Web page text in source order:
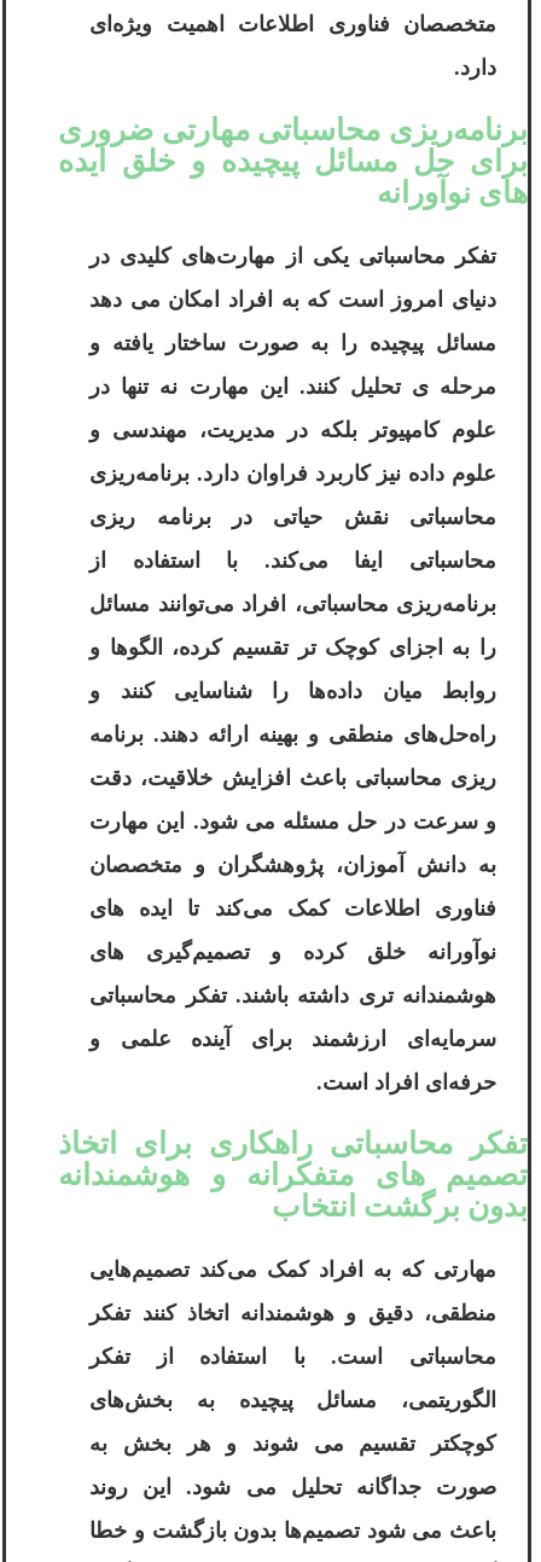
متخصصان فناوری اطلاعات اهمیت ویژه‌ای
دارد.
برنامه‌ریزی محاسباتی مهارتی ضروری
برای حل مسائل پیچیده و خلق ایده‌
های نوآورانه
تفکر محاسباتی یکی از مهارت‌های کلیدی در
دنیای امروز است که به افراد امکان می ‌دهد
مسائل پیچیده را به صورت ساختار یافته و
مرحله ی تحلیل کنند. این مهارت نه تنها در
علوم کامپیوتر بلکه در مدیریت، مهندسی و
علوم داده نیز کاربرد فراوان دارد. برنامه‌ریزی
محاسباتی نقش حیاتی در برنامه‌ ریزی
محاسباتی ایفا می‌کند. با استفاده از
برنامه‌ریزی محاسباتی، افراد می‌توانند مسائل
را به اجزای کوچک ‌تر تقسیم کرده، الگوها و
روابط میان داده‌ها را شناسایی کنند و
راه‌حل‌های منطقی و بهینه ارائه دهند. برنامه
‌ریزی محاسباتی باعث افزایش خلاقیت، دقت
و سرعت در حل مسئله می ‌شود. این مهارت
به دانش‌ آموزان، پژوهشگران و متخصصان
فناوری اطلاعات کمک می‌کند تا ایده ‌های
نوآورانه خلق کرده و تصمیم‌گیری های
هوشمندانه ‌تری داشته باشند. تفکر محاسباتی
سرمایه‌ای ارزشمند برای آینده علمی و
حرفه‌ای افراد است.
تفکر محاسباتی راهکاری برای اتخاذ
تصمیم ‌های متفکرانه و هوشمندانه
بدون برگشت انتخاب
مهارتی که به افراد کمک می‌کند تصمیم‌هایی
منطقی، دقیق و هوشمندانه اتخاذ کنند تفکر
محاسباتی است. با استفاده از تفکر
الگوریتمی، مسائل پیچیده به بخش‌های
کوچکتر تقسیم می ‌شوند و هر بخش به
صورت جداگانه تحلیل می‌ شود. این روند
باعث می ‌شود تصمیم‌ها بدون بازگشت و خطا